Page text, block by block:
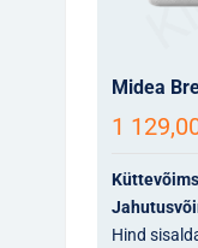
Midea
1
Hind